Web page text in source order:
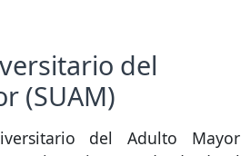
del
(SUAM)
del Adulto Mayor